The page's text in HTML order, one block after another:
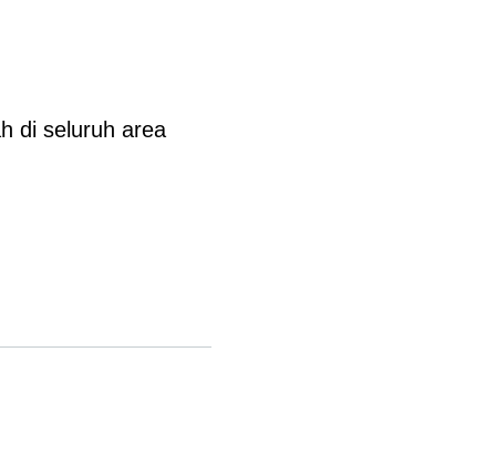
di seluruh area